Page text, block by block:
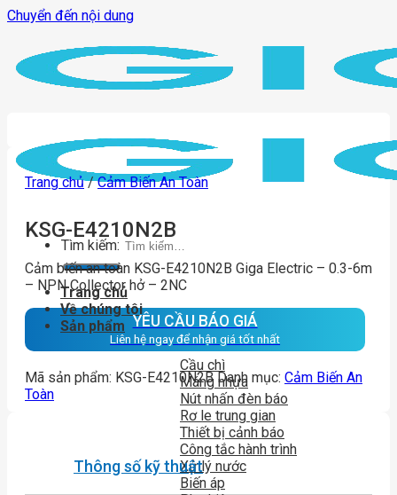
Chuyển đến nội dung
Tìm kiếm:
Trang chủ
Về chúng tôi
Sản phẩm
Cầu chì
Máng nhựa
Nút nhấn đèn báo
Rơ le trung gian
Thiết bị cảnh báo
Công tắc hành trình
Xử lý nước
Biến áp
Trang chủ / Cảm Biến An Toàn
KSG-E4210N2B
Cảm biến an toàn KSG-E4210N2B Giga Electric – 0.3-6m
– NPN Collector hở – 2NC
YÊU CẦU BÁO GIÁ
Liên hệ ngay để nhận giá tốt nhất
Mã sản phẩm: KSG-E4210N2B Danh mục: Cảm Biến An
Toàn
Thông số kỹ thuật